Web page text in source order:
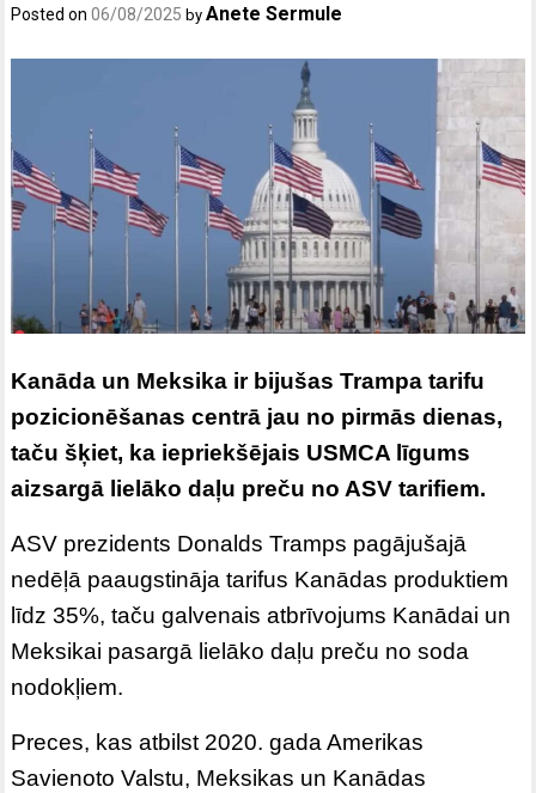
Posted on06/08/2025 byAnete Sermule
Kanāda un Meksika ir bijušas Trampa tarifu
pozicionēšanas centrā jau no pirmās dienas,
taču šķiet, ka iepriekšējais USMCA līgums
aizsargā lielāko daļu preču no ASV tarifiem.
ASV prezidents Donalds Tramps pagājušajā
nedēļā paaugstināja tarifus Kanādas produktiem
līdz 35%, taču galvenais atbrīvojums Kanādai un
Meksikai pasargā lielāko daļu preču no soda
nodokļiem.
Preces, kas atbilst 2020. gada Amerikas
Savienoto Valstu, Meksikas un Kanādas